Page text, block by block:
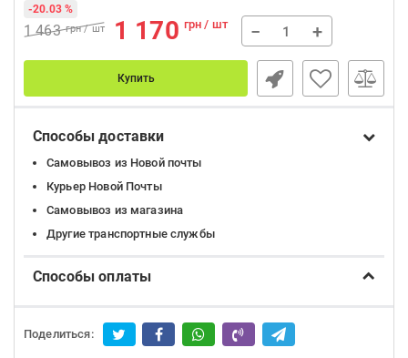
1 463 грн / шт 1 170 грн / шт
-20.03 %
− +
Купить
Способы доставки
Самовывоз из Новой почты
Курьер Новой Почты
Самовывоз из магазина
Другие транспортные службы
Способы оплаты
Поделиться: